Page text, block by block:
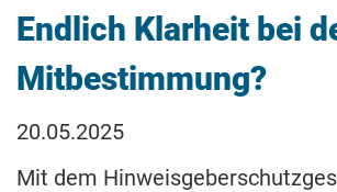
Endlich Klarheit bei
Mitbestimmung?
20.05.2025
Mit dem